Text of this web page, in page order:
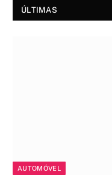
ÚLTIMAS
AUTOMÓVEL